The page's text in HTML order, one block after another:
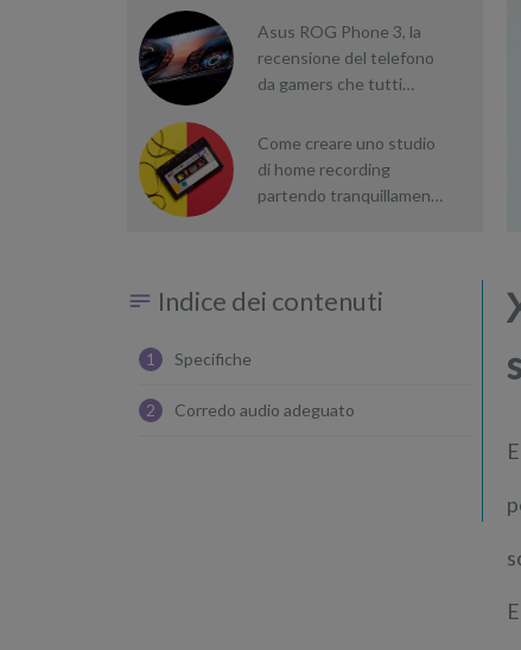
Asus ROG Phone 3, la
recensione del telefono
da gamers che tutti
Come creare uno studio
di home recording
partendo tranquillamente
Indice dei contenuti
1 Specifiche
2 Corredo audio adeguato